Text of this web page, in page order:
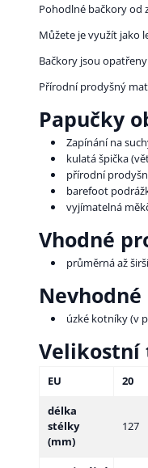
Pohodlné bačkory od
Můžete je využít jako
Bačkory jsou
Přírodní prodyšný
Papučky
Zapínání na
kulatá špička
přírodní
barefoot
vyjímatelná
Vhodné
průměrná až
Nevhodné
úzké kotníky (v
Velikostní
EU 20
délka
stélky
(mm)
127